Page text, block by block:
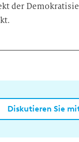
der
Diskutieren Sie